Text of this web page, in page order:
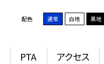
配色 通常 白地 黒地
PTA アクセス